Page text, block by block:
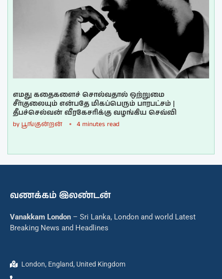
எமது கதைகளைச் சொல்வதால் ஒற்றுமை
சீர்குலையும் என்பதே மிகப்பெரும் பாரபட்சம் |
தீபச்செல்வன் வீரகேசரிக்கு வழங்கிய செவ்வி
by பூங்குன்றன் 4 minutes read
வணக்கம் இலண்டன்
Vanakkam London – Sri Lanka, London and world Latest
Breaking News and Headlines
London, England, United Kingdom